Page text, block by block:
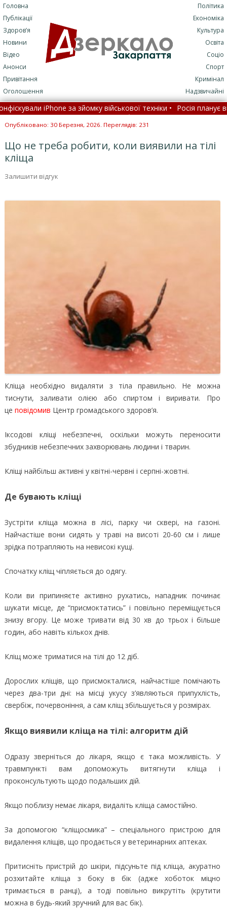
Головна
Публікації
Здоров’я
Новини
Відео
Анонси
Привітання
Оголошення
Політика
Економіка
Культура
Освіта
Соціо
Спорт
Кримінал
Надзвичайні
iPhone за зйомку військової техніки • Росія планує
провести масштабні перевірки ТЦК на
Опубліковано: 30 Березня, 2026. Переглядів: 231
Що не треба робити, коли виявили на тілі
кліща
Залишити відгук
Кліща необхідно видаляти з тіла правильно. Не можна
тиснути, заливати олією або спиртом і виривати. Про
це повідомив Центр громадського здоров’я.
Іксодові кліщі небезпечні, оскільки можуть переносити
збудників небезпечних захворювань людини і тварин.
Кліщі найбільш активні у квітні-червні і серпні-жовтні.
Де бувають кліщі
Зустріти кліща можна в лісі, парку чи сквері, на газоні.
Найчастіше вони сидять у траві на висоті 20-60 см і лише
зрідка потрапляють на невисокі кущі.
Спочатку кліщ чіпляється до одягу.
Коли ви припиняєте активно рухатись, нападник починає
шукати місце, де “присмоктатись” і повільно переміщується
знизу вгору. Це може тривати від 30 хв до трьох і більше
годин, або навіть кількох днів.
Кліщ може триматися на тілі до 12 діб.
Дорослих кліщів, що присмокталися, найчастіше помічають
через два-три дні: на місці укусу з’являються припухлість,
свербіж, почервоніння, а сам кліщ збільшується у розмірах.
Якщо виявили кліща на тілі: алгоритм дій
Одразу зверніться до лікаря, якщо є така можливість. У
травмпункті вам допоможуть витягнути кліща і
проконсультують щодо подальших дій.
Якщо поблизу немає лікаря, видаліть кліща самостійно.
За допомогою “кліщосмика” – спеціального пристрою для
видалення кліщів, що продається у ветеринарних аптеках.
Притисніть пристрій до шкіри, підсуньте під кліща, акуратно
розхитайте кліща з боку в бік (адже хоботок міцно
тримається в ранці), а тоді повільно викрутіть (крутити
можна в будь-який зручний для вас бік).